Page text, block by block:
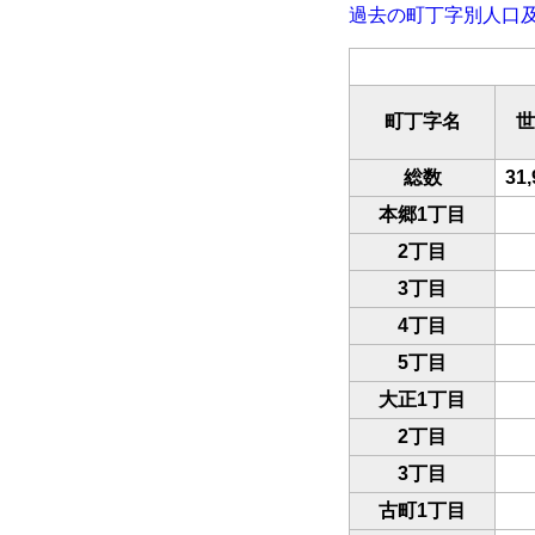
過去の町丁字別人口
町丁字名
総数
本郷1丁目
2丁目
3丁目
4丁目
5丁目
大正1丁目
2丁目
3丁目
古町1丁目